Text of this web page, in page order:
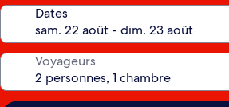
Dates
Voyageurs